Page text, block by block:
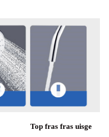
Top fras fras uisge